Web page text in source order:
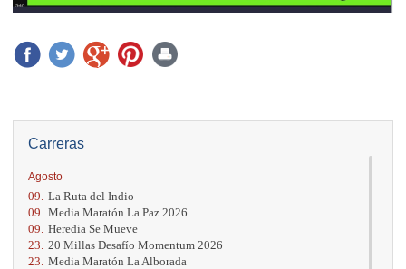
Carreras
Agosto
09. La Ruta del Indio
09. Media Maratón La Paz 2026
09. Heredia Se Mueve
23. 20 Millas Desafío Momentum 2026
23. Media Maratón La Alborada